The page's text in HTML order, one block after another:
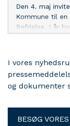
Den 4. maj
Kommune til en
Befrielse. I år
I vores
og dokumenter
BESØG